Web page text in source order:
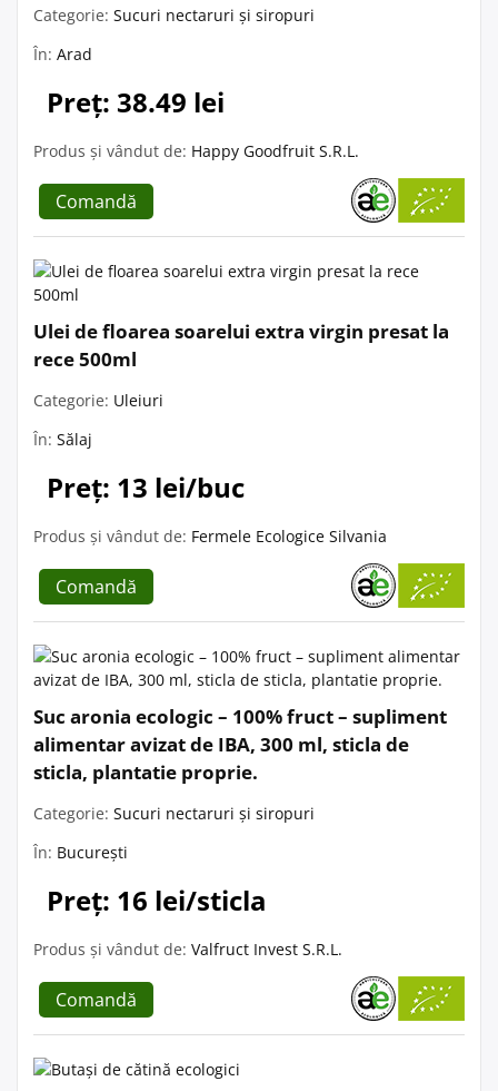
Categorie: Sucuri nectaruri și siropuri
În: Arad
Preț: 38.49 lei
Produs și vândut de: Happy Goodfruit S.R.L.
Comandă
Ulei de floarea soarelui extra virgin presat la
rece 500ml
Categorie: Uleiuri
În: Sălaj
Preț: 13 lei/buc
Produs și vândut de: Fermele Ecologice Silvania
Comandă
Suc aronia ecologic – 100% fruct – supliment
alimentar avizat de IBA, 300 ml, sticla de
sticla, plantatie proprie.
Categorie: Sucuri nectaruri și siropuri
În: București
Preț: 16 lei/sticla
Produs și vândut de: Valfruct Invest S.R.L.
Comandă